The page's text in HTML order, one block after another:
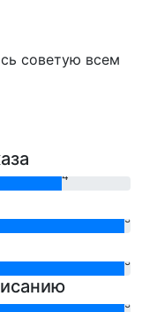
советую всем
4
5
5
5